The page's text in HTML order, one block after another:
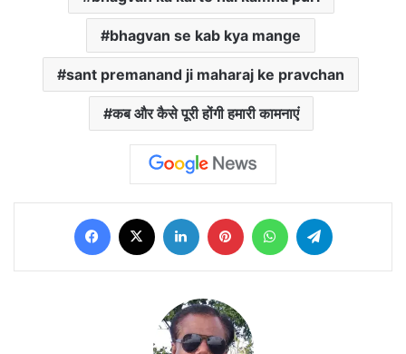
bhagvan se kab kya mange
sant premanand ji maharaj ke pravchan
कब और कैसे पूरी होंगी हमारी कामनाएं
Facebook LinkedIn PinterestWhatsApp